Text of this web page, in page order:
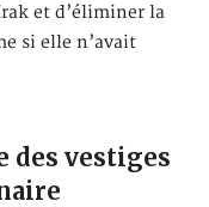
et d’éliminer la
si elle n’avait
des vestiges